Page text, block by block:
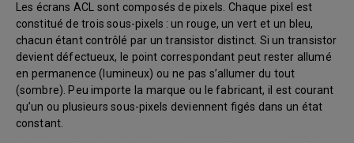
Les écrans ACL sont composés de pixels. Chaque pixel est
constitué de trois sous-pixels : un rouge, un vert et un bleu,
chacun étant contrôlé par un transistor distinct. Si un transistor
devient défectueux, le point correspondant peut rester allumé
en permanence (lumineux) ou ne pas s’allumer du tout
(sombre). Peu importe la marque ou le fabricant, il est courant
qu’un ou plusieurs sous-pixels deviennent figés dans un état
constant.